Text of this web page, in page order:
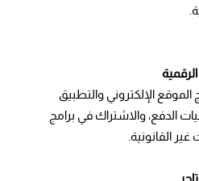
الرقمية
الموقع الإلكتروني والتطبيق
الدفع، والاشتراك في برامج
غير القانونية.